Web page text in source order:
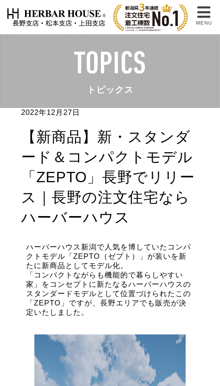
MENU
TOPICS
トピックス
2022年12月27日
【新商品】新・スタンダ
ード＆コンパクトモデル
「ZEPTO」長野でリリー
ス｜長野の注文住宅なら
ハーバーハウス
ハーバーハウス新潟で人気を博していたコンパ
クトモデル「ZEPTO（ゼプト）」が装いを新
たに新商品としてモデル化。
「コンパクトながらも機能的で暮らしやすい
家」をコンセプトに新たなるハーバーハウスの
スタンダードモデルとして位置づけられたこの
「ZEPTO」ですが、長野エリアでも販売が決
定いたしました。